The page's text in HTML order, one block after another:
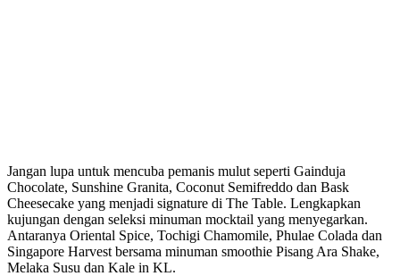
Jangan lupa untuk mencuba pemanis mulut seperti Gainduja
Chocolate, Sunshine Granita, Coconut Semifreddo dan Bask
Cheesecake yang menjadi signature di The Table. Lengkapkan
kujungan dengan seleksi minuman mocktail yang menyegarkan.
Antaranya Oriental Spice, Tochigi Chamomile, Phulae Colada dan
Singapore Harvest bersama minuman smoothie Pisang Ara Shake,
Melaka Susu dan Kale in KL.